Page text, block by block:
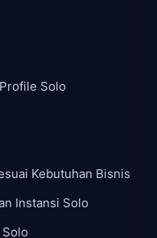
Solo
Kebutuhan Bisnis
Instansi Solo
Solo